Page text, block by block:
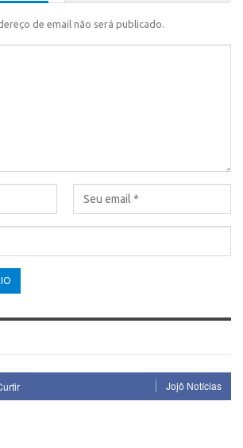
de email não será publicado.
Jojô Notícias